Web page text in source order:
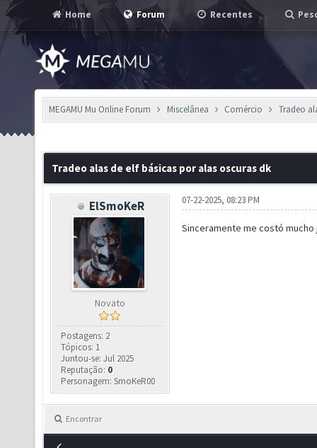
Home Forum Recentes
MEGAMU Mu Online Forum Miscelânea Comércio Tradeo
Tradeo alas de elf básicas por alas oscuras dk
ElSmoKeR
Novato
Postagens: 2
Tópicos: 1
Juntou-se: Jul 2025
Reputação: 0
Personagem: SmoKeR00
07-22-2025, 08:23 PM
Sinceramente me costó
Encontrar